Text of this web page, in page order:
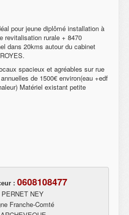
pour jeune diplômé installation à
revitalisation rurale + 8470
dans 20kms autour du cabinet
spacieux et agréables sur rue
de 1500€ environ(eau +edf
Matériel existant petite
: 0608108477
NEY
Franche-Comté